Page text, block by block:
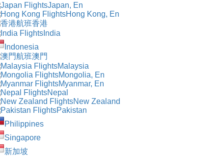
Japan, En
Hong Kong, En
香港
India
Indonesia
澳門
Malaysia
Mongolia, En
Myanmar, En
Nepal
New Zealand
Pakistan
Philippines
Singapore
新加坡